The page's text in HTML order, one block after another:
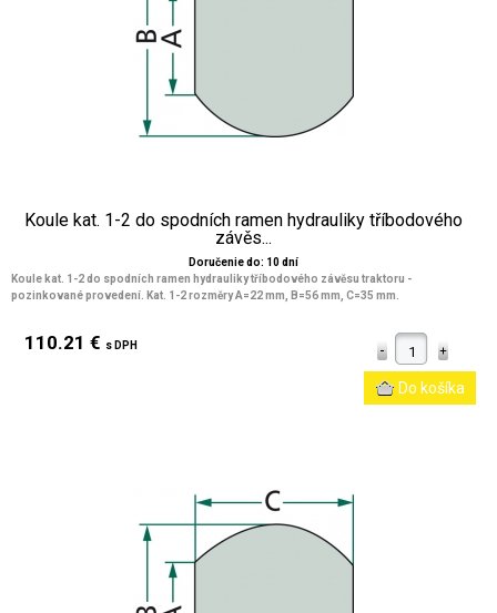
Koule kat. 1-2 do spodních ramen hydrauliky tříbodového
závěs...
Doručenie do: 10 dní
Koule kat. 1-2 do spodních ramen hydrauliky tříbodového závěsu traktoru -
pozinkované provedení. Kat. 1-2 rozměry A=22 mm, B=56 mm, C=35 mm.
110.21 € s DPH